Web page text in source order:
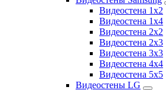
Видеостена 1x2
Видеостена 1x4
Видеостена 2x2
Видеостена 2х3
Видеостена 3x3
Видеостена 4x4
Видеостена 5x5
Видеостены LG